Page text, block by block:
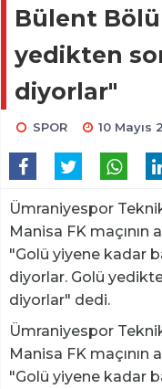
Bülent
yedikten
diyorlar"
SPOR 10 Mayıs
Ümraniyespor
Manisa FK maçının
"Golü yiyene kadar
diyorlar. Golü
diyorlar" dedi.
Ümraniyespor
Manisa FK maçının
"Golü yiyene kadar